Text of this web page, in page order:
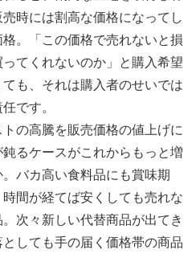
時には割高な価格になってし
。「この価格で売れないと損
てくれないのか」と購入希望
も、それは購入者のせいでは
です。
の高騰を販売価格の値上げに
るケースがこれからもっと増
バカ高い食料品にも賞味期
間が経てば安くしても売れな
次々新しい代替商品が出てき
しても手の届く価格帯の商品